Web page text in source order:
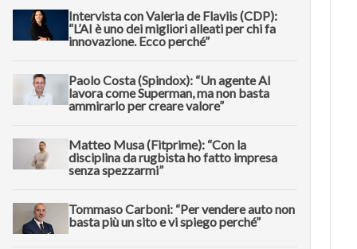
Intervista con Valeria de Flaviis (CDP):
“L’AI è uno dei migliori alleati per chi fa
innovazione. Ecco perché”
Paolo Costa (Spindox): “Un agente AI
lavora come Superman, ma non basta
ammirarlo per creare valore”
Matteo Musa (Fitprime): “Con la
disciplina da rugbista ho fatto impresa
senza spezzarmi”
Tommaso Carboni: “Per vendere auto non
basta più un sito e vi spiego perché”